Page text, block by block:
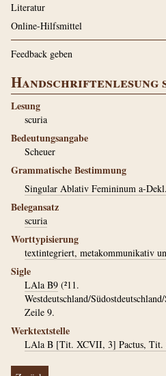
Literatur
Online-Hilfsmittel
Feedback geben
Handschriftenlesung
Lesung
scuria
Bedeutungsangabe
Scheuer
Grammatische Bestimmung
Singular Ablativ Femininum a-Dekl.
Belegansatz
scuria
Worttypisierung
textintegriert, metakommunikativ
Sigle
LAla B9 (²11.
Westdeutschland/
Zeile 9.
Werktextstelle
LAla B [Tit. XCVII, 3] Pactus, Tit.